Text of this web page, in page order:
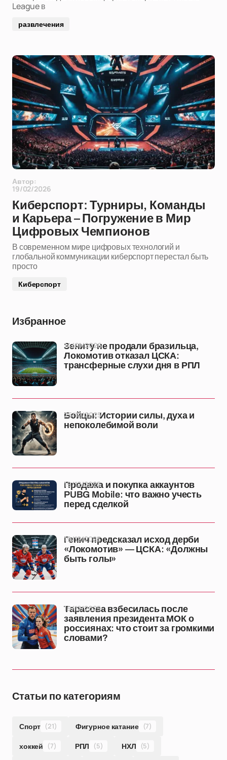
League в
развлечения
Автор:
19/02/2026
Киберспорт: Турниры, Команды
и Карьера – Погружение в Мир
Цифровых Чемпионов
В современном мире цифровых технологий и
глобальной коммуникации киберспорт перестал быть
просто
Киберспорт
Избранное
Зениту не продали бразильца,
Локомотив отказал ЦСКА:
трансферные слухи дня в РПЛ
14/01/2026
Бойцы: Истории силы, духа и
непоколебимой воли
25/12/2025
Продажа и покупка аккаунтов
PUBG Mobile: что важно учесть
перед сделкой
19/12/2025
Генич предсказал исход дерби
«Локомотив» — ЦСКА: «Должны
быть голы»
19/12/2025
Тарасова взбесилась после
заявления президента МОК о
россиянах: что стоит за громкими
словами?
19/12/2025
Статьи по категориям
Спорт (21) Фигурное катание (7)
хоккей (7) РПЛ (5) НХЛ (5)